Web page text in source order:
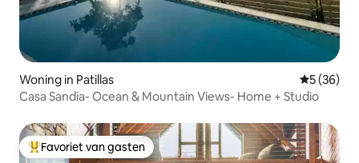
Woning in Patillas
5 (36)
Casa Sandia- Ocean & Mountain Views- Home + Studio
Topfavoriet van gasten
Favoriet van gasten